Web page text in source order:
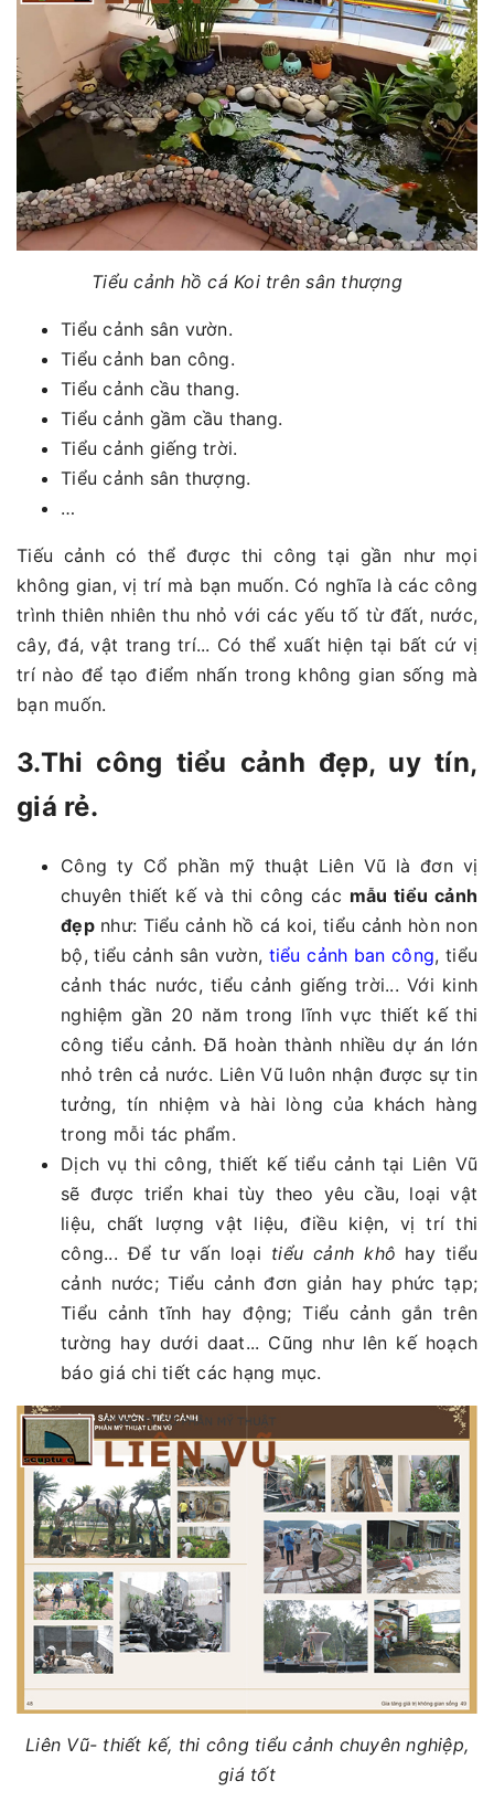
Tiểu cảnh hồ cá Koi trên sân thượng
Tiểu cảnh sân vườn.
Tiểu cảnh ban công.
Tiểu cảnh cầu thang.
Tiểu cảnh gầm cầu thang.
Tiểu cảnh giếng trời.
Tiểu cảnh sân thượng.
…
Tiếu cảnh có thể được thi công tại gần như mọi
không gian, vị trí mà bạn muốn. Có nghĩa là các công
trình thiên nhiên thu nhỏ với các yếu tố từ đất, nước,
cây, đá, vật trang trí... Có thể xuất hiện tại bất cứ vị
trí nào để tạo điểm nhấn trong không gian sống mà
bạn muốn.
3.Thi công tiểu cảnh đẹp, uy tín,
giá rẻ.
Công ty Cổ phần mỹ thuật Liên Vũ là đơn vị
chuyên thiết kế và thi công các mẫu tiểu cảnh
đẹpnhư: Tiểu cảnh hồ cá koi, tiểu cảnh hòn non
bộ, tiểu cảnh sân vườn, tiểu cảnh ban công, tiểu
cảnh thác nước, tiểu cảnh giếng trời... Với kinh
nghiệm gần 20 năm trong lĩnh vực thiết kế thi
công tiểu cảnh. Đã hoàn thành nhiều dự án lớn
nhỏ trên cả nước. Liên Vũ luôn nhận được sự tin
tưởng, tín nhiệm và hài lòng của khách hàng
trong mỗi tác phẩm.
Dịch vụ thi công, thiết kế tiểu cảnh tại Liên Vũ
sẽ được triển khai tùy theo yêu cầu, loại vật
liệu, chất lượng vật liệu, điều kiện, vị trí thi
công... Để tư vấn loại tiểu cảnh khô hay tiểu
cảnh nước; Tiểu cảnh đơn giản hay phức tạp;
Tiểu cảnh tĩnh hay động; Tiểu cảnh gắn trên
tường hay dưới daat... Cũng như lên kế hoạch
báo giá chi tiết các hạng mục.
Liên Vũ- thiết kế, thi công tiểu cảnh chuyên nghiệp,
giá tốt